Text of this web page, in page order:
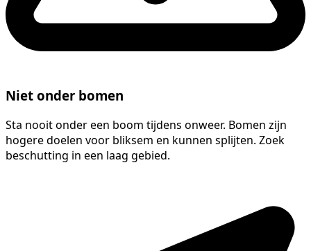
Niet onder bomen
Sta nooit onder een boom tijdens onweer. Bomen zijn
hogere doelen voor bliksem en kunnen splijten. Zoek
beschutting in een laag gebied.